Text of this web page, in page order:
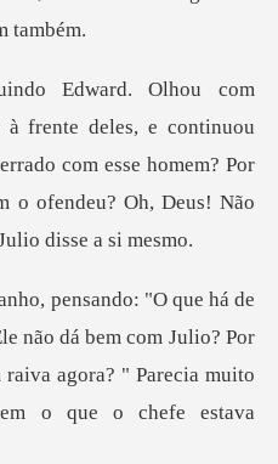
s, e continuou
com esse homem? Por
não dá bem com Julio? Por
raiva agora?